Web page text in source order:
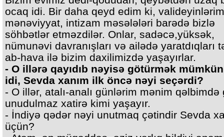
ocaq idi. Bir daha qeyd edim ki,
mənəviyyat, intizam məsələləri barədə bizlə
söhbətlər etməzdilər. Onlar, sadəcə,yüksək,
nümunəvi davranışları və ailədə yaratdıqları
ab-hava ilə bizim daxilimizdə yaşayırlar.
- O illərə qayıdıb nəyisə götürmək
idi, Sevda xanım ilk öncə nəyi seçərdi?
- O illər, atalı-analı günlərim mənim qəlbimdə
unudulmaz xatirə kimi yaşayır.
- İndiyə qədər nəyi unutmaq çətindir Sevda
üçün?